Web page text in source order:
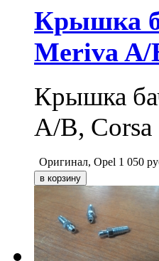
Крышка
Meriva A/
Крышка
A/B,
Оригинал, Opel 1 050